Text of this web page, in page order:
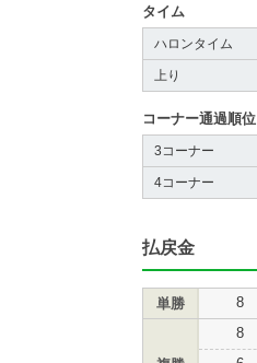
タイム
ハロンタイム
上り
コーナー通過順位
3コーナー
4コーナー
払戻金
単勝 8
8